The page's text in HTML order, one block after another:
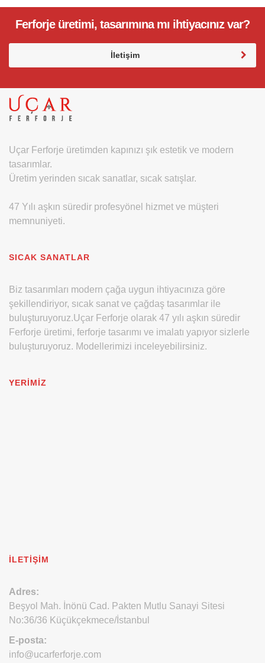
Ferforje üretimi, tasarımına mı ihtiyacınız var?
İletişim
Uçar Ferforje üretimden kapınızı şık estetik ve modern
tasarımlar.
Üretim yerinden sıcak sanatlar, sıcak satışlar.
47 Yılı aşkın süredir profesyönel hizmet ve müşteri
memnuniyeti.
SICAK SANATLAR
Biz tasarımları modern çağa uygun ihtiyacınıza göre
şekillendiriyor, sıcak sanat ve çağdaş tasarımlar ile
buluşturuyoruz.Uçar Ferforje olarak 47 yılı aşkın süredir
Ferforje üretimi, ferforje tasarımı ve imalatı yapıyor sizlerle
buluşturuyoruz. Modellerimizi inceleyebilirsiniz.
YERIMIZ
İLETIŞIM
Adres:
Beşyol Mah. İnönü Cad. Pakten Mutlu Sanayi Sitesi
No:36/36 Küçükçekmece/İstanbul
E-posta:
info@ucarferforje.com